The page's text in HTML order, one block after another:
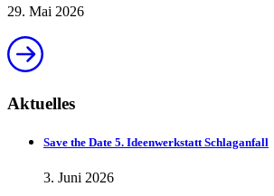
29. Mai 2026
Aktuelles
Save the Date 5. Ideenwerkstatt Schlaganfall
3. Juni 2026